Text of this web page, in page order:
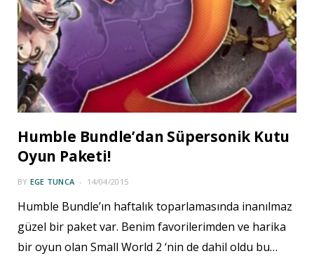
Humble Bundle’dan Süpersonik Kutu
Oyun Paketi!
BY EGE TUNCA 14/04/2015
Humble Bundle’ın haftalık toparlamasında inanılmaz
güzel bir paket var. Benim favorilerimden ve harika
bir oyun olan Small World 2 ‘nin de dahil oldu bu…